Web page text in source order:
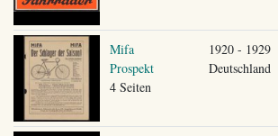
Mifa
Prospekt
4 Seiten
1920 - 1929
Deutschland